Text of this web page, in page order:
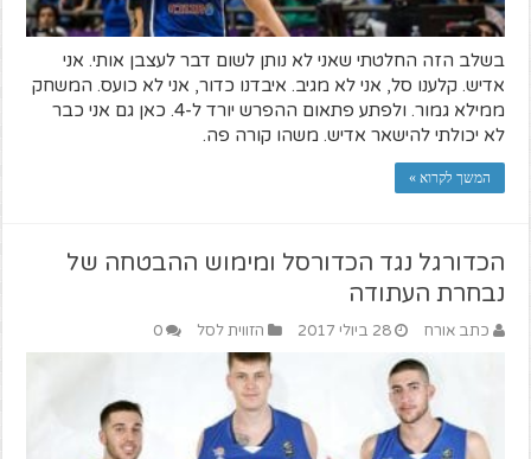
בשלב הזה החלטתי שאני לא נותן לשום דבר לעצבן אותי. אני
אדיש. קלענו סל, אני לא מגיב. איבדנו כדור, אני לא כועס. המשחק
ממילא גמור. ולפתע פתאום ההפרש יורד ל-4. כאן גם אני כבר
לא יכולתי להישאר אדיש. משהו קורה פה.
המשך לקרוא »
הכדורגל נגד הכדורסל ומימוש ההבטחה של
נבחרת העתודה
כתב אורח 28 ביולי 2017 הזווית לסל 0